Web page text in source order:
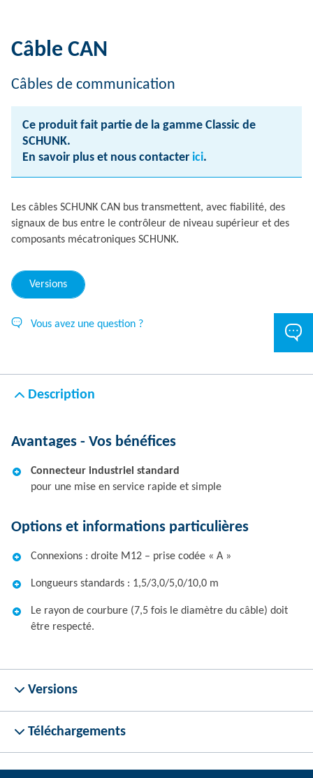
Câble CAN
Câbles de communication
Ce produit fait partie de la gamme Classic de
SCHUNK.
En savoir plus et nous contacter ici.
Les câbles SCHUNK CAN bus transmettent, avec fiabilité, des
signaux de bus entre le contrôleur de niveau supérieur et des
composants mécatroniques SCHUNK.
Versions
Vous avez une question ?
Description
Avantages - Vos bénéfices
Connecteur industriel standard
pour une mise en service rapide et simple
Options et informations particulières
Connexions : droite M12 – prise codée « A »
Longueurs standards : 1,5/3,0/5,0/10,0 m
Le rayon de courbure (7,5 fois le diamètre du câble) doit
être respecté.
Versions
Téléchargements